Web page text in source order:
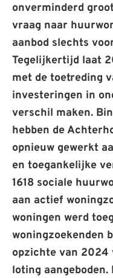
onverminderd
vraag naar
aanbod slechts
Tegelijkertijd laat
met de toetreding
investeringen in
verschil maken.
hebben de
opnieuw gewerkt
en toegankelijke
1618 sociale
aan actief
woningen werd
woningzoekenden
opzichte van 2024
loting